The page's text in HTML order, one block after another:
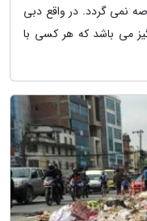
نمی گردد. در واقع دبی
می باشد که هر کسی با